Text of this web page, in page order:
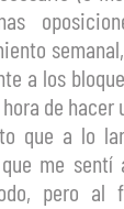
a los
de hacer
que a lo
me sentí
pero al